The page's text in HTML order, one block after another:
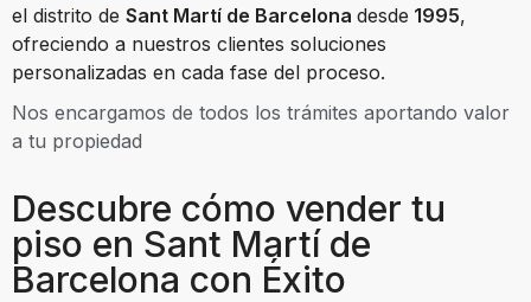
el distrito de Sant Martí de Barcelona desde 1995,
ofreciendo a nuestros clientes soluciones
personalizadas en cada fase del proceso.
Nos encargamos de todos los trámites aportando valor
a tu propiedad
Descubre cómo vender tu
piso en Sant Martí de
Barcelona con Éxito